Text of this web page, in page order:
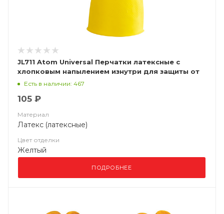
JL711 Atom Universal Перчатки латексные с
хлопковым напылением изнутри для защиты от
хим.воздействий
Есть в наличии: 467
105 ₽
Материал
Латекс (латексные)
Цвет отделки
Желтый
ПОДРОБНЕЕ